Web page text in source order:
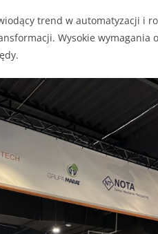
trend w automatyzacji i
Wysokie wymagania